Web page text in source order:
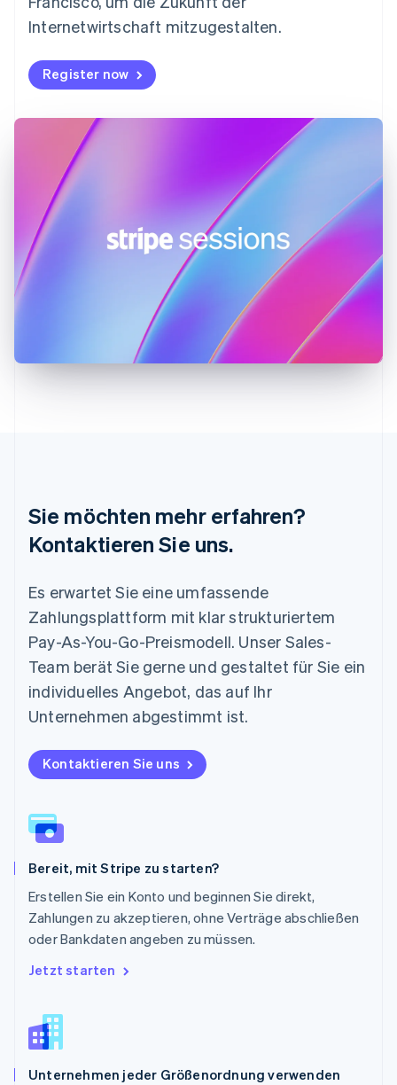
Internetwirtschaft mitzugestalten.
Register now
Sie möchten mehr erfahren?
Kontaktieren Sie uns.
Es erwartet Sie eine umfassende
Zahlungsplattform mit klar strukturiertem
Pay-As-You-Go-Preismodell. Unser Sales-
Team berät Sie gerne und gestaltet für Sie ein
individuelles Angebot, das auf Ihr
Unternehmen abgestimmt ist.
Kontaktieren Sie uns
Bereit, mit Stripe zu starten?
Erstellen Sie ein Konto und beginnen Sie direkt,
Zahlungen zu akzeptieren, ohne Verträge abschließen
oder Bankdaten angeben zu müssen.
Jetzt starten
Unternehmen jeder Größenordnung verwenden
FrançaisEnglish
Gibraltar
Griechenland
English
English
Irland
English
Italien
Italiano
Japan
Liechtenstein
DeutschEnglish
English
Mexiko
EspañolEnglish
English
NederlandsEnglish
Norwegen
English
Österreich
Deutsch English
Polen
Portugal
PortuguêsEnglish
Rumänien
Schweden
Svenska
Deutsch FrançaisItalianoEnglish
Singapur
Slowakei
English
Slowenien
China
English
EspañolEnglish